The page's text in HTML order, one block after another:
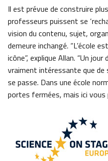
Il est prévue de construire
professeurs puissent se
vision du contenu, sujet,
demeure inchangé. “L’école
icône”, explique Allan. “Un jour
vraiment intéressante que
se passe. Dans une école
portes fermées, mais ici